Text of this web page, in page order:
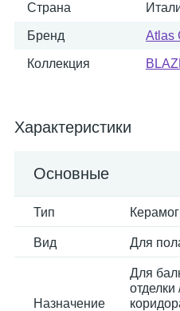
Страна
Бренд Atlas
Коллекция
Характеристики
Основные
Тип
Вид Для
Назначение
Для